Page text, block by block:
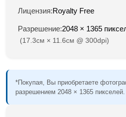
Лицензия:Royalty Free
Разрешение:2048 × 1365
(17.3см × 11.6см @ 300dpi)
*Покупая, Вы приобретаете
разрешением 2048 × 1365 пикселей.